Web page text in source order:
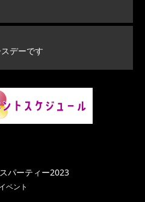
デーです
パーティー2023
イベント